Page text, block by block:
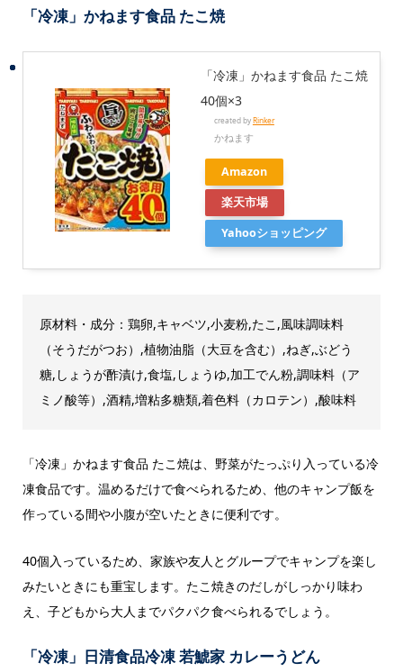
「冷凍」かねます食品 たこ焼
「冷凍」かねます食品 たこ焼
40個×3
created byRinker
かねます
Amazon
楽天市場
Yahooショッピング
原材料・成分：鶏卵,キャベツ,小麦粉,たこ,風味調味料
（そうだがつお）,植物油脂（大豆を含む）,ねぎ,ぶどう
糖,しょうが酢漬け,食塩,しょうゆ,加工でん粉,調味料（ア
ミノ酸等）,酒精,増粘多糖類,着色料（カロテン）,酸味料
「冷凍」かねます食品 たこ焼は、野菜がたっぷり入っている冷
凍食品です。温めるだけで食べられるため、他のキャンプ飯を
作っている間や小腹が空いたときに便利です。
40個入っているため、家族や友人とグループでキャンプを楽し
みたいときにも重宝します。たこ焼きのだしがしっかり味わ
え、子どもから大人までパクパク食べられるでしょう。
「冷凍」日清食品冷凍 若鯱家 カレーうどん